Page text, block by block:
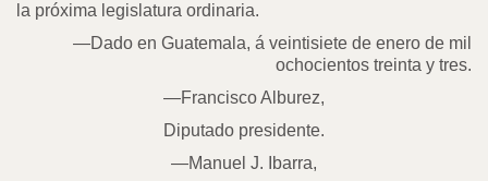
la próxima legislatura ordinaria.
—Dado en Guatemala, á veintisiete de enero de mil
ochocientos treinta y tres.
—Francisco Alburez,
Diputado presidente.
—Manuel J. Ibarra,